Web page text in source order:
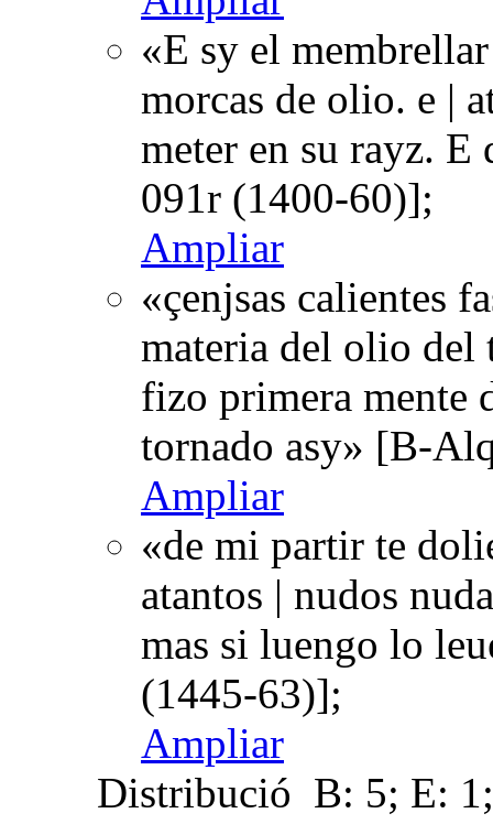
«E sy el
morcas de olio. e |
meter en su rayz.
091r (1400-60)];
Ampliar
«çenjsas calientes
materia del olio del
fizo primera mente
tornado asy» [B-
Ampliar
«de mi partir te
atantos | nudos
mas si luengo lo
(1445-63)];
Ampliar
Distribució B: 5; E: 1;